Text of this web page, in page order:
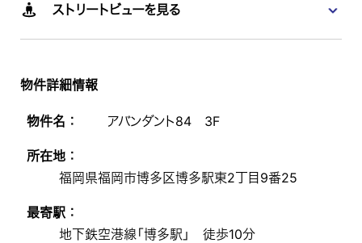
ストリートビューを見る
物件詳細情報
物件名 ： アバンダント84 3F
所在地 ：
福岡県福岡市博多区博多駅東2丁目9番25
最寄駅 ：
地下鉄空港線「博多駅」 徒歩10分